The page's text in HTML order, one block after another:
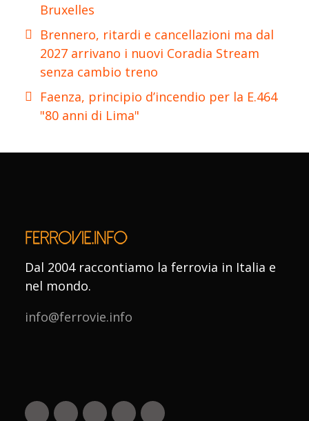
Bruxelles
Brennero, ritardi e cancellazioni ma dal
2027 arrivano i nuovi Coradia Stream
senza cambio treno
Faenza, principio d’incendio per la E.464
"80 anni di Lima"
Dal 2004 raccontiamo la ferrovia in Italia e
nel mondo.
info@ferrovie.info